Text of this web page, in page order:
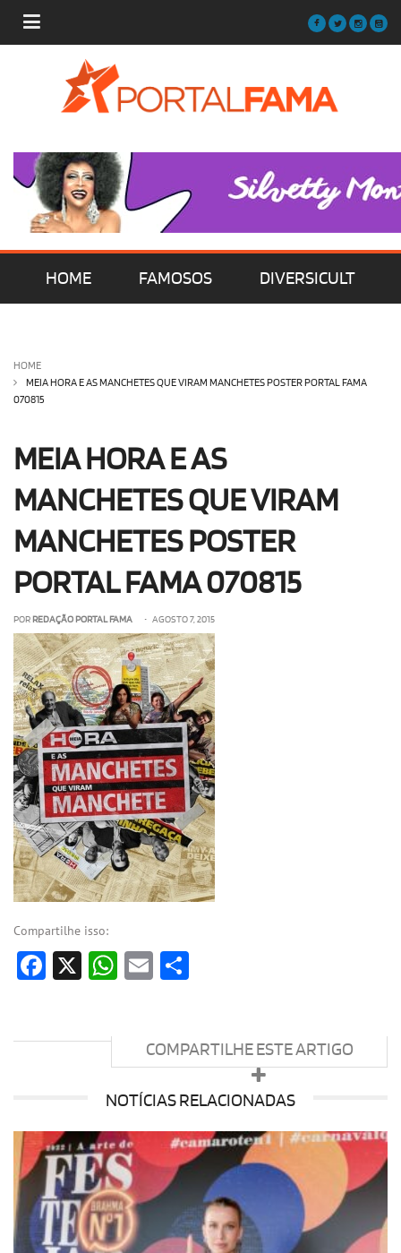
HOME FAMOSOS DIVERSICULT
HOME
MEIA HORA E AS MANCHETES QUE VIRAM MANCHETES POSTER PORTAL FAMA
070815
MEIA HORA E AS
MANCHETES QUE VIRAM
MANCHETES POSTER
PORTAL FAMA 070815
POR REDAÇÃO PORTAL FAMA • AGOSTO 7, 2015
Compartilhe isso:
Facebook
X WhatsApp
Email
COMPARTILHE ESTE ARTIGO
NOTÍCIAS RELACIONADAS